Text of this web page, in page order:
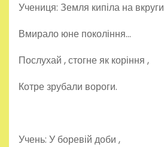
Учениця: Земля кипіла на вкруги
Вмирало юне покоління…
Послухай , стогне як коріння ,
Котре зрубали вороги.
Учень: У боревій доби ,